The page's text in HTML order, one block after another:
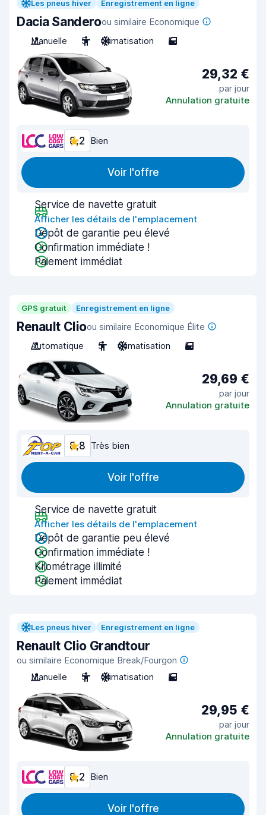
Les pneus hiver Enregistrement en ligne
Dacia Sanderoou similaire Economique
Manuelle
5 Climatisation 5
29,32 €
par jour
Annulation gratuite
8,2 Bien
Voir l'offre
Service de navette gratuit
Afficher les détails de l'emplacement
Dépôt de garantie peu élevé
Confirmation immédiate !
Paiement immédiat
GPS gratuit Enregistrement en ligne
Renault Clioou similaire Economique Élite
Automatique
5 Climatisation 5
29,69 €
par jour
Annulation gratuite
8,8 Très bien
Voir l'offre
Service de navette gratuit
Afficher les détails de l'emplacement
Dépôt de garantie peu élevé
Confirmation immédiate !
Kilométrage illimité
Paiement immédiat
Les pneus hiver Enregistrement en ligne
Renault Clio Grandtour
ou similaire Economique Break/Fourgon
Manuelle
5 Climatisation 5
29,95 €
par jour
Annulation gratuite
8,2 Bien
Voir l'offre